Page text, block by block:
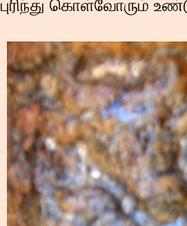
புரிந்து கொள்வோரும்